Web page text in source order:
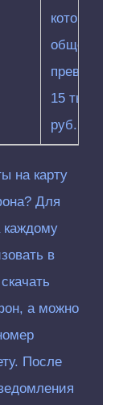
которых в
общем не
15 тыс.
руб.
на карту
Для
каждому
в
а можно
После